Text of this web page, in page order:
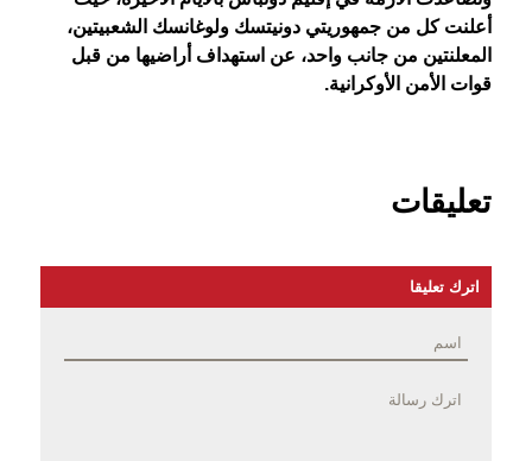
أعلنت كل من جمهوريتي دونيتسك ولوغانسك الشعبيتين،
المعلنتين من جانب واحد، عن استهداف أراضيها من قبل
قوات الأمن الأوكرانية.
تعليقات
اترك تعليقا